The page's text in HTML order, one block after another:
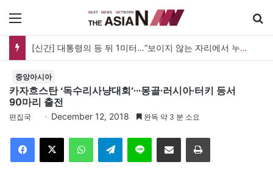
[신간] 대통령의 등 뒤 1미터…“보이지 않는 자리에서 누구를 지킨다는 것”
중앙아시아
카자흐스탄 ‘독수리사냥대회’···몽골·러시아·터키 등서
90마리 출전
편집국 December 12, 2018 완독 약 3 분 소요
Telegram 이메일